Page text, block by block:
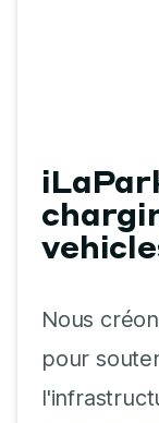
Nous
pour